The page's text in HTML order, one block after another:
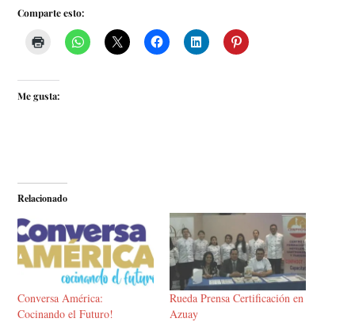
Comparte esto:
Me gusta:
Relacionado
Conversa América:
Cocinando el Futuro!
Rueda Prensa Certificación en
Azuay